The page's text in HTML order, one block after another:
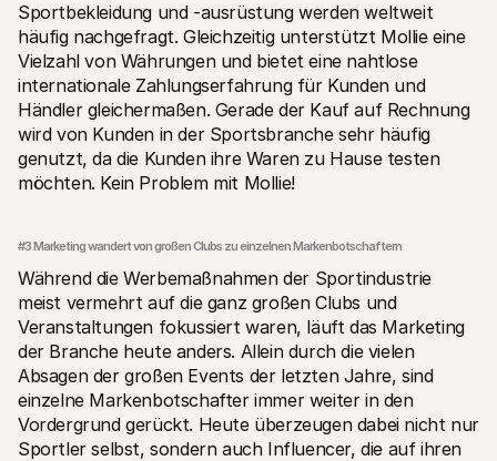
Sportbekleidung und -ausrüstung werden weltweit
häufig nachgefragt. Gleichzeitig unterstützt Mollie eine
Vielzahl von Währungen und bietet eine nahtlose
internationale Zahlungserfahrung für Kunden und
Händler gleichermaßen. Gerade der Kauf auf Rechnung
wird von Kunden in der Sportsbranche sehr häufig
genutzt, da die Kunden ihre Waren zu Hause testen
möchten. Kein Problem mit Mollie!
#3 Marketing wandert von großen Clubs zu einzelnen Markenbotschaftern
Während die Werbemaßnahmen der Sportindustrie
meist vermehrt auf die ganz großen Clubs und
Veranstaltungen fokussiert waren, läuft das Marketing
der Branche heute anders. Allein durch die vielen
Absagen der großen Events der letzten Jahre, sind
einzelne Markenbotschafter immer weiter in den
Vordergrund gerückt. Heute überzeugen dabei nicht nur
Sportler selbst, sondern auch Influencer, die auf ihren